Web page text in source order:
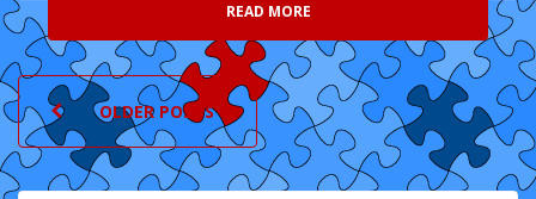
READ MORE
POSTS
NAVIGATION
OLDER POSTS